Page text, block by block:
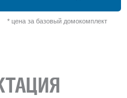
* цена за базовый домокомплект